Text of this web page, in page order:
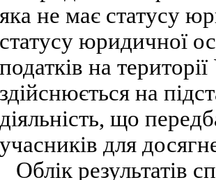
яка не має статусу
статусу юридичної
податків на
здійснюється на
діяльність, що
учасників для
Облік результатів